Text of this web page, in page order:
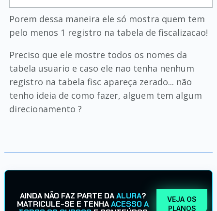
Porem dessa maneira ele só mostra quem tem
pelo menos 1 registro na tabela de fiscalizacao!
Preciso que ele mostre todos os nomes da
tabela usuario e caso ele nao tenha nenhum
registro na tabela fisc apareça zerado... não
tenho ideia de como fazer, alguem tem algum
direcionamento ?
AINDA NÃO FAZ PARTE DAALURA?
MATRICULE-SE E TENHAACESSO A
VEJA OS
PLANOS